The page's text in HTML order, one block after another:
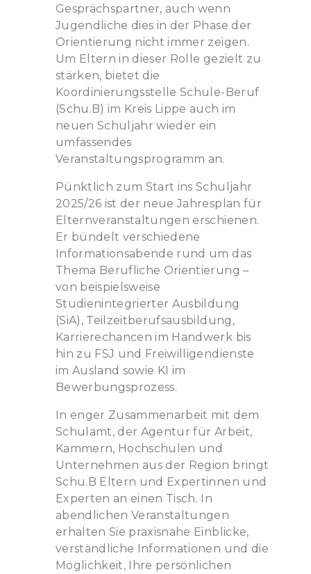
Gesprächspartner, auch wenn
Jugendliche dies in der Phase der
Orientierung nicht immer zeigen.
Um Eltern in dieser Rolle gezielt zu
stärken, bietet die
Koordinierungsstelle Schule-Beruf
(Schu.B) im Kreis Lippe auch im
neuen Schuljahr wieder ein
umfassendes
Veranstaltungsprogramm an.
Pünktlich zum Start ins Schuljahr
2025/26 ist der neue Jahresplan für
Elternveranstaltungen erschienen.
Er bündelt verschiedene
Informationsabende rund um das
Thema Berufliche Orientierung –
von beispielsweise
Studienintegrierter Ausbildung
(SiA), Teilzeitberufsausbildung,
Karrierechancen im Handwerk bis
hin zu FSJ und Freiwilligendienste
im Ausland sowie KI im
Bewerbungsprozess.
In enger Zusammenarbeit mit dem
Schulamt, der Agentur für Arbeit,
Kammern, Hochschulen und
Unternehmen aus der Region bringt
Schu.B Eltern und Expertinnen und
Experten an einen Tisch. In
abendlichen Veranstaltungen
erhalten Sie praxisnahe Einblicke,
verständliche Informationen und die
Möglichkeit, Ihre persönlichen